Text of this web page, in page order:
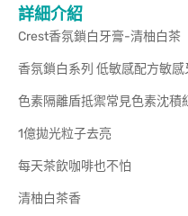
詳細介紹
Crest香氛鎖白牙膏-清柚白茶
香氛鎖白系列 低敏感配方敏感
色素隔離盾抵禦常見色素沈積
1億拋光粒子去亮
每天茶飲咖啡也不怕
清柚白茶香